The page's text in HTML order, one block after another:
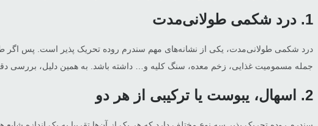
1. درد شکمی طولانی‌مدت
جمله مسمومیت غذایی، زخم معده، سنگ کلیه و… داشته باشد. به همین دلیل، بررسی
2. اسهال، یبوست یا ترکیبی از هر دو